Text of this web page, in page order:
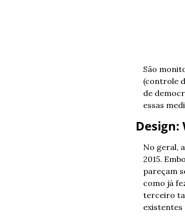
São
(controle
de
essas
Design:
No geral,
2015.
pareçam
como já
terceiro
existentes